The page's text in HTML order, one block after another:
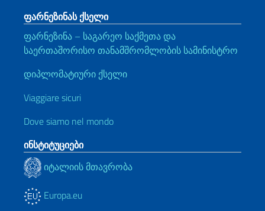
ფარნეზინას ქსელი
ფარნეზინა – საგარეო საქმეთა და
საერთაშორისო თანამშრომლობის სამინისტრო
დიპლომატიური ქსელი
Viaggiare sicuri
Dove siamo nel mondo
ინსტიტუციები
იტალიის მთავრობა
Europa.eu